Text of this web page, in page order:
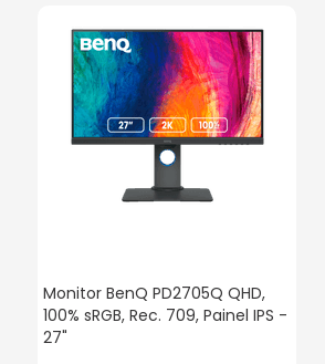
Monitor BenQ PD2705Q QHD,
100% sRGB, Rec. 709, Painel IPS -
27"